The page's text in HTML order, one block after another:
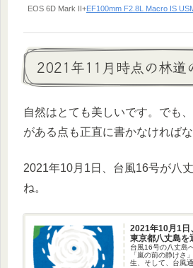
EOS 6D Mark II+EF100mm F2.8L Macro IS
2021年11月時点の林道
自然はとても美しいです。でも
がある点も正直に書かなければな
2021年10月1日、台風16号が八
ね。
2021年10月1日
東京都八丈島を
台風16号の八丈島
「嵐の前の静けさ
生、そして、台風